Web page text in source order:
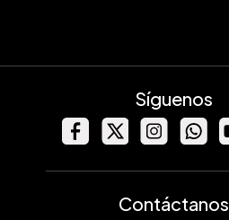
Síguenos
Contáctanos